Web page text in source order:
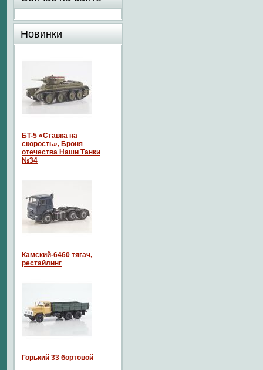
Новинки
БT-5 «Ставка на
скорость», Броня
отечества Наши Танки
№34
Камский-6460 тягач,
рестайлинг
Горький 33 бортовой